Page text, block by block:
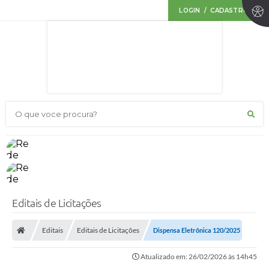
LOGIN / CADASTRO
O que voce procura?
Editais de Licitações
Editais Editais de Licitações Dispensa Eletrônica 120/2025
Atualizado em: 26/02/2026 às 14h45